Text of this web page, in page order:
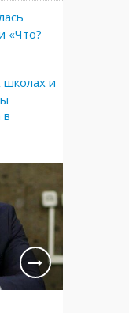
«Что?
школах и
в